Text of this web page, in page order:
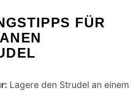
FÜR
Lagere den Strudel an einem